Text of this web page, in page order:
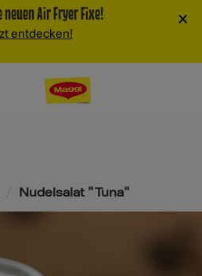
Air Fryer Fixe!
entdecken!
×
Nudelsalat "Tuna"